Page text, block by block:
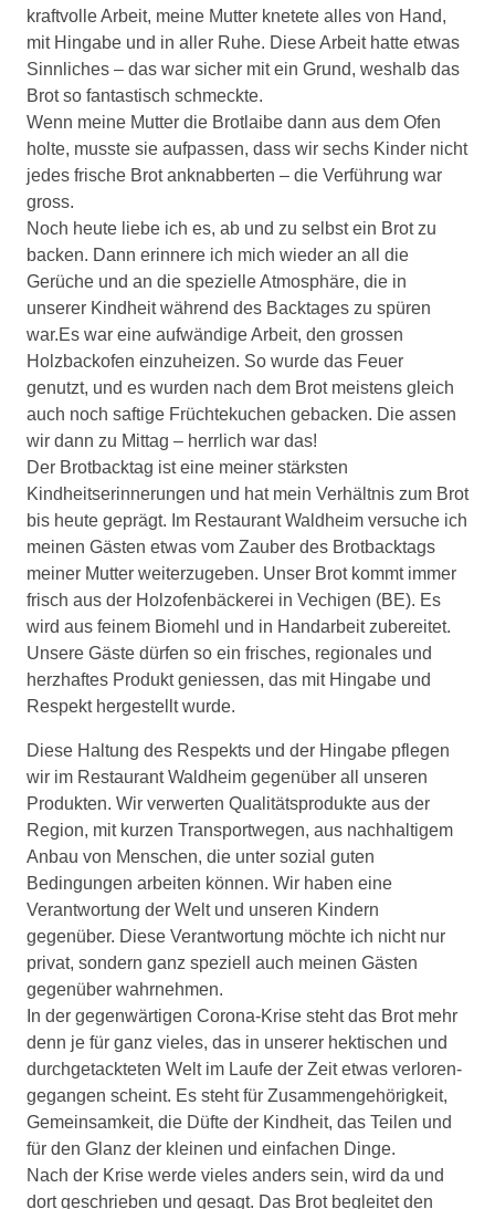
kraftvolle Arbeit, meine Mutter knetete alles von Hand,
mit Hingabe und in aller Ruhe. Diese Arbeit hatte etwas
Sinnliches – das war sicher mit ein Grund, weshalb das
Brot so fantastisch schmeckte.
Wenn meine Mutter die Brotlaibe dann aus dem Ofen
holte, musste sie aufpassen, dass wir sechs Kinder nicht
jedes frische Brot anknabberten – die Verführung war
gross.
Noch heute liebe ich es, ab und zu selbst ein Brot zu
backen. Dann erinnere ich mich wieder an all die
Gerüche und an die spezielle Atmosphäre, die in
unserer Kindheit während des Backtages zu spüren
war.Es war eine aufwändige Arbeit, den grossen
Holzbackofen einzuheizen. So wurde das Feuer
genutzt, und es wurden nach dem Brot meistens gleich
auch noch saftige Früchtekuchen gebacken. Die assen
wir dann zu Mittag – herrlich war das!
Der Brotbacktag ist eine meiner stärksten
Kindheitserinnerungen und hat mein Verhältnis zum Brot
bis heute geprägt. Im Restaurant Waldheim versuche ich
meinen Gästen etwas vom Zauber des Brotbacktags
meiner Mutter weiterzugeben. Unser Brot kommt immer
frisch aus der Holzofenbäckerei in Vechigen (BE). Es
wird aus feinem Biomehl und in Handarbeit zubereitet.
Unsere Gäste dürfen so ein frisches, regionales und
herzhaftes Produkt geniessen, das mit Hingabe und
Respekt hergestellt wurde.
Diese Haltung des Respekts und der Hingabe pflegen
wir im Restaurant Waldheim gegenüber all unseren
Produkten. Wir verwerten Qualitätsprodukte aus der
Region, mit kurzen Transportwegen, aus nachhaltigem
Anbau von Menschen, die unter sozial guten
Bedingungen arbeiten können. Wir haben eine
Verantwortung der Welt und unseren Kindern
gegenüber. Diese Verantwortung möchte ich nicht nur
privat, sondern ganz speziell auch meinen Gästen
gegenüber wahrnehmen.
In der gegenwärtigen Corona-Krise steht das Brot mehr
denn je für ganz vieles, das in unserer hektischen und
durchgetackteten Welt im Laufe der Zeit etwas verloren­
gegangen scheint. Es steht für Zusammengehörigkeit,
Gemeinsamkeit, die Düfte der Kindheit, das Teilen und
für den Glanz der kleinen und einfachen Dinge.
Nach der Krise werde vieles anders sein, wird da und
dort geschrieben und gesagt. Das Brot begleitet den